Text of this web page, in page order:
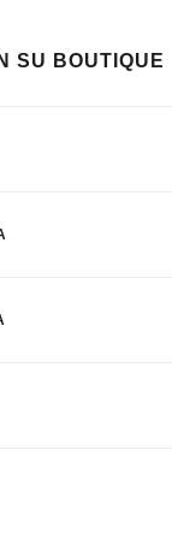
SU BOUTIQUE